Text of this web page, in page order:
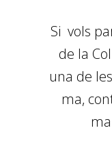
Si vols
de la
una de
ma,